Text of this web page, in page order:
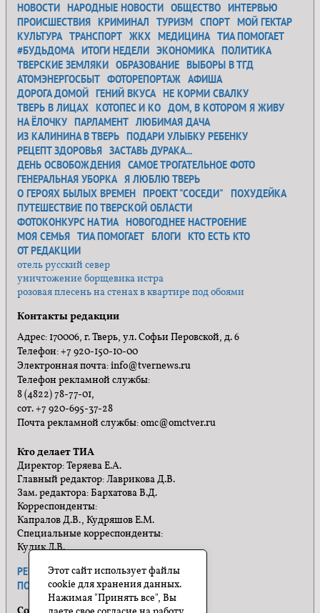
НОВОСТИ НАРОДНЫЕ НОВОСТИ ОБЩЕСТВО ИНТЕРВЬЮ
ПРОИСШЕСТВИЯ КРИМИНАЛ ТУРИЗМ СПОРТ МОЙ ГЕКТАР
КУЛЬТУРА ТРАНСПОРТ ЖКХ МЕДИЦИНА ТИА ПОМОГАЕТ
#БУДЬДОМА ИТОГИ НЕДЕЛИ ЭКОНОМИКА ПОЛИТИКА
ТВЕРСКИЕ ЗЕМЛЯКИ ОБРАЗОВАНИЕ ВЫБОРЫ В ТГД
АТОМЭНЕРГОСБЫТ ФОТОРЕПОРТАЖ АФИША
ДОРОГА ДОМОЙ ГЕНИЙ ВКУСА НЕ КОРМИ СВАЛКУ
ТВЕРЬ В ЛИЦАХ КОТОПЕС И КО ДОМ, В КОТОРОМ Я ЖИВУ
НА ЁЛОЧКУ ПАРЛАМЕНТ ЛЮБИМАЯ ДАЧА
ИЗ КАЛИНИНА В ТВЕРЬ ПОДАРИ УЛЫБКУ РЕБЕНКУ
РЕЦЕПТ ЗДОРОВЬЯ ЗАСТАВЬ ДУРАКА...
ДЕНЬ ОСВОБОЖДЕНИЯ САМОЕ ТРОГАТЕЛЬНОЕ ФОТО
ГЕНЕРАЛЬНАЯ УБОРКА Я ЛЮБЛЮ ТВЕРЬ
О ГЕРОЯХ БЫЛЫХ ВРЕМЕН ПРОЕКТ "СОСЕДИ"
ПОХУДЕЙКА
ПУТЕШЕСТВИЕ ПО ТВЕРСКОЙ ОБЛАСТИ
ФОТОКОНКУРС НА ТИА НОВОГОДНЕЕ НАСТРОЕНИЕ
МОЯ СЕМЬЯ ТИА ПОМОГАЕТ БЛОГИ КТО ЕСТЬ КТО
ОТ РЕДАКЦИИ
отель русский север
уничтожение борщевика истра
розовая плесень на стенах в квартире под обоями
Контакты редакции
Адрес: 170006, г. Тверь, ул. Софьи Перовской, д. 6
Телефон: +7 920-150-10-00
Электронная почта: info@tvernews.ru
Телефон рекламной службы:
8 (4822) 78-77-01,
сот. +7 920-695-37-28
Почта рекламной службы: omc@omctver.ru
Кто делает ТИА
Директор: Теряева Е.А.
Главный редактор: Лаврикова Д.В.
Зам. редактора: Бархатова В.Д.
Корреспонденты:
Капралов Д.В., Кудряшов Е.М.
Специальные корреспонденты:
Кулик Л.В.
РЕКЛАМА ПРАВИЛА САЙТА
ПОЛИТИКА КОНФИДЕНЦИАЛЬНОСТИ
Этот сайт использует файлы
cookie для хранения данных.
Нажимая "Принять все", Вы